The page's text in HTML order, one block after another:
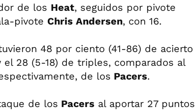
de los Heat, seguidos por pivote
pivote Chris Andersen, con 16.
48 por ciento (41-86) de acierto
28 (5-18) de triples, comparados al
de los Pacers.
de los Pacers al aportar 27 puntos